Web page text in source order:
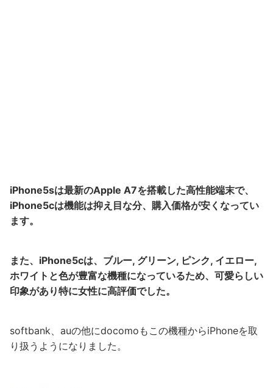
iPhone5sは最新のApple A7を搭載した高性能端末で、
iPhone5cは機能は抑え目な分、購入価格が安くなってい
ます。
また、iPhone5cは、ブルー, グリーン, ピンク, イエロー,
ホワイトと色が豊富な機種になっているため、可愛らしい
印象があり特に女性に高評価でした。
softbank、auの他にdocomoもこの機種からiPhoneを取
り扱うようになりました。